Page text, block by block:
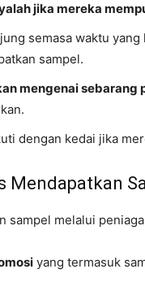
jika mereka
semasa waktu
sampel.
mengenai sebarang
dengan kedai jika
Mendapatkan
sampel melalui
yang termasuk